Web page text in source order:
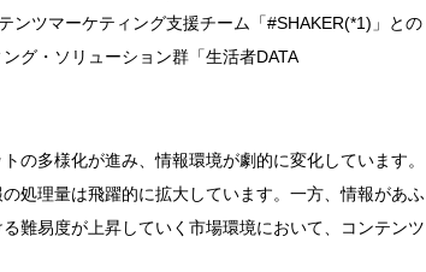
ンツマーケティング支援チーム「#SHAKER(*1)」との
グ・ソリューション群「生活者DATA
の多様化が進み、情報環境が劇的に変化しています。
処理量は飛躍的に拡大しています。一方、情報があふ
難易度が上昇していく市場環境において、コンテンツ